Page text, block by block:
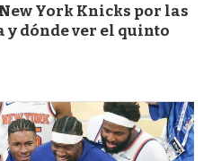
York Knicks por las
y dónde ver el quinto